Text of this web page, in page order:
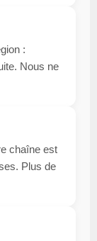
:
Nous ne
chaîne est
Plus de